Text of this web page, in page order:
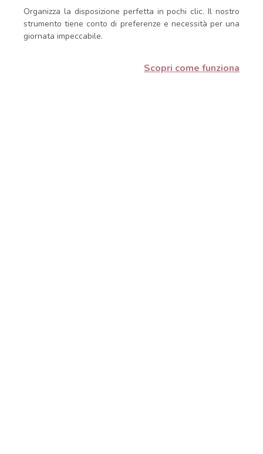
Organizza la disposizione perfetta in pochi clic. Il nostro
strumento tiene conto di preferenze e necessità per una
giornata impeccabile.
Scopri come funziona